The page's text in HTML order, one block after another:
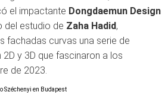
el impactante Dongdaemun Design
del estudio de Zaha Hadid,
fachadas curvas una serie de
y 3D que fascinaron a los
de 2023.